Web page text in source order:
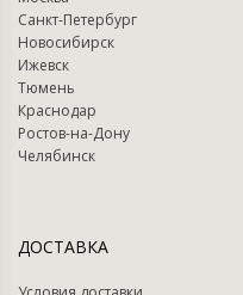
Санкт-Петербург
Новосибирск
Ижевск
Тюмень
Краснодар
Ростов-на-Дону
Челябинск
ДОСТАВКА